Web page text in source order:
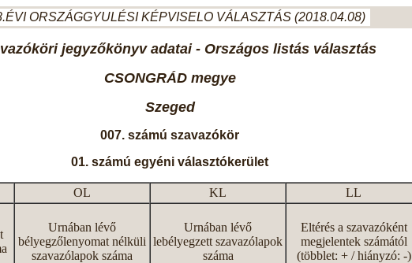
ORSZÁGGYULÉSI KÉPVISELO VÁLASZTÁS (2018.04.08)
jegyzőkönyv adatai - Országos listás választás
CSONGRÁD megye
Szeged
007. számú szavazókör
01. számú egyéni választókerület
OL KL LL
Urnában lévő
bélyegzőlenyomat nélküli
szavazólapok száma
Urnában lévő
lebélyegzett szavazólapok
száma
Eltérés a szavazóként
megjelentek számától
(többlet: + / hiányzó: -)